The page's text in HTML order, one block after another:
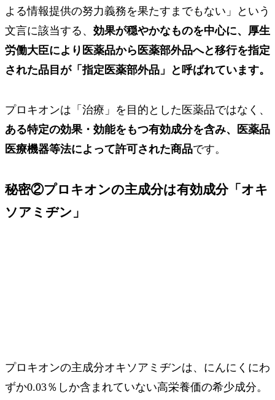
よる情報提供の努力義務を果たすまでもない」という
文言に該当する、 効果が穏やかなものを中心に、厚生
労働大臣により医薬品から医薬部外品へと移行を指定
された品目が「指定医薬部外品」と呼ばれています。
プロキオンは「治療」を目的とした医薬品ではなく、
ある特定の効果・効能をもつ有効成分を含み、医薬品
医療機器等法によって許可された商品です。
秘密②プロキオンの主成分は有効成分「オキ
ソアミヂン」
プロキオンの主成分オキソアミヂンは、にんにくにわ
ずか0.03％しか含まれていない高栄養価の希少成分。